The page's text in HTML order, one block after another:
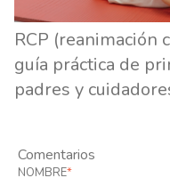
RCP (reanimación
guía práctica de
padres y
Comentarios
NOMBRE*